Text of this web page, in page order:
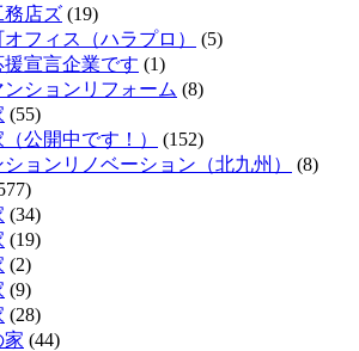
務店ズ (19)
フィス（ハラプロ）
(5)
宣言企業です (1)
ションリフォーム (8)
(55)
公開中です！）
(152)
ョンリノベーション（北九州）
(8)
(34)
(19)
(2)
(9)
(28)
家 (44)